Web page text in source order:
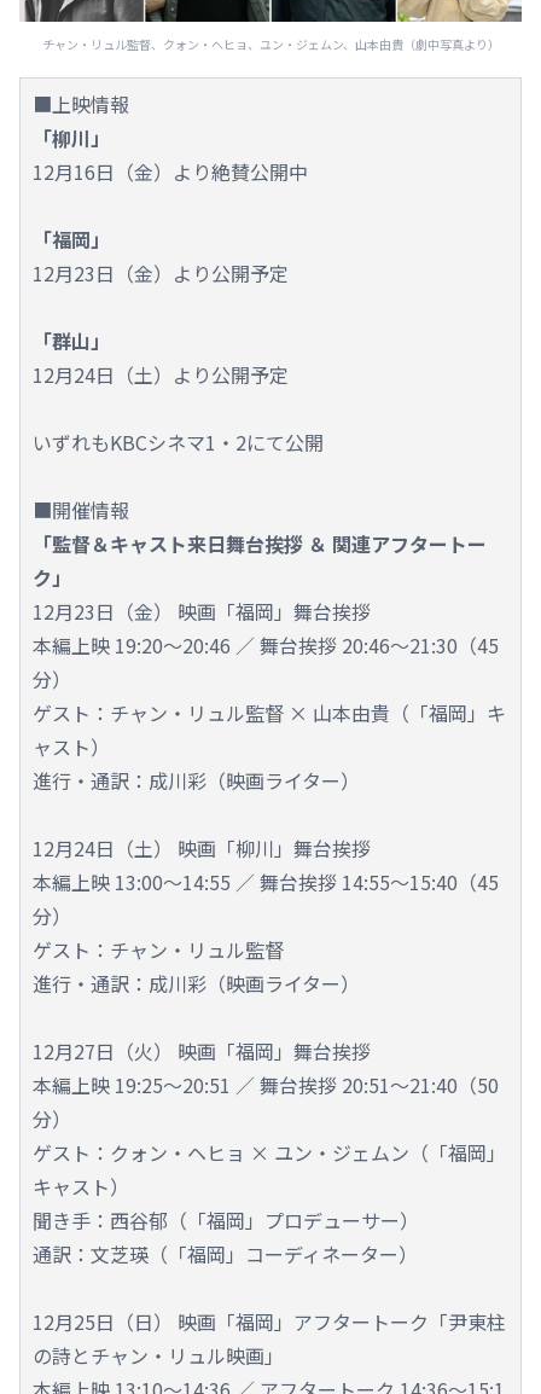
チャン・リュル監督、クォン・へヒョ、ユン・ジェムン、山本由貴（劇中写真より）
■上映情報
「柳川」
12月16日（金）より絶賛公開中
「福岡」
12月23日（金）より公開予定
「群山」
12月24日（土）より公開予定
いずれもKBCシネマ1・2にて公開
■開催情報
「監督＆キャスト来日舞台挨拶 ＆ 関連アフタートー
ク」
12月23日（金） 映画「福岡」舞台挨拶
本編上映 19:20～20:46 ／ 舞台挨拶 20:46～21:30（45
分）
ゲスト：チャン・リュル監督 × 山本由貴（「福岡」キ
ャスト）
進行・通訳：成川彩（映画ライター）
12月24日（土） 映画「柳川」舞台挨拶
本編上映 13:00～14:55 ／ 舞台挨拶 14:55～15:40（45
分）
ゲスト：チャン・リュル監督
進行・通訳：成川彩（映画ライター）
12月27日（火） 映画「福岡」舞台挨拶
本編上映 19:25～20:51 ／ 舞台挨拶 20:51～21:40（50
分）
ゲスト：クォン・ヘヒョ × ユン・ジェムン（「福岡」
キャスト）
聞き手：西谷郁（「福岡」プロデューサー）
通訳：文芝瑛（「福岡」コーディネーター）
12月25日（日） 映画「福岡」アフタートーク「尹東柱
の詩とチャン・リュル映画」